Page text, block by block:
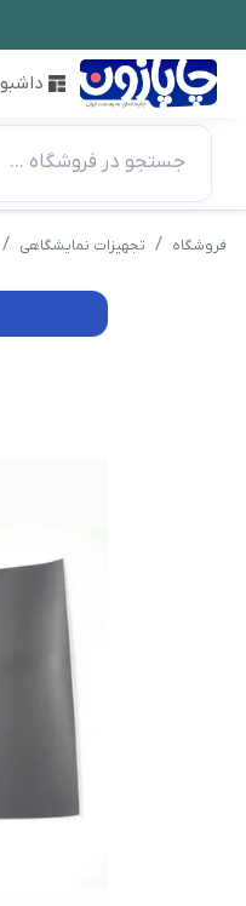
جستجو در فروشگاه ...
فروشگاه تجهیزات نمایشگاهی